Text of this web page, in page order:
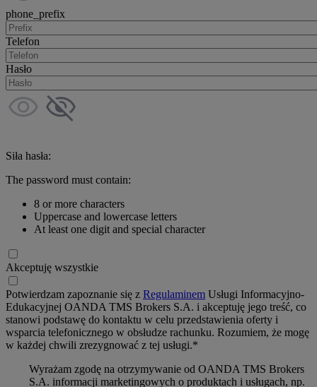
phone_prefix
Telefon
Hasło
Siła hasła:
The password must contain:
8 or more characters
Uppercase and lowercase letters
At least one digit and special character
Akceptuję wszystkie
Potwierdzam zapoznanie się z Regulaminem Usługi Informacyjno-
Edukacyjnej OANDA TMS Brokers S.A. i akceptuję jego treść, co
stanowi podstawę do kontaktu w celu przedstawienia oferty i
wsparcia telefonicznego w obsłudze rachunku. Rozumiem, że mogę
w każdej chwili zrezygnować z tej usługi.*
Wyrażam zgodę na otrzymywanie od OANDA TMS Brokers
S.A. informacji marketingowych o produktach i usługach, np.